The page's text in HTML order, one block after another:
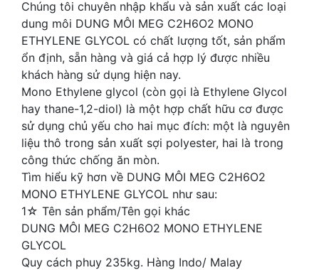
Chúng tôi chuyên nhập khẩu và sản xuất các loại
dung môi DUNG MÔI MEG C2H6O2 MONO
ETHYLENE GLYCOL có chất lượng tốt, sản phẩm
ổn định, sẵn hàng và giá cả hợp lý được nhiều
khách hàng sử dụng hiện nay.
Mono Ethylene glycol (còn gọi là Ethylene Glycol
hay thane-1,2-diol) là một hợp chất hữu cơ được
sử dụng chủ yếu cho hai mục đích: một là nguyên
liệu thô trong sản xuất sợi polyester, hai là trong
công thức chống ăn mòn.
Tìm hiểu kỹ hơn về DUNG MÔI MEG C2H6O2
MONO ETHYLENE GLYCOL như sau:
1☆ Tên sản phẩm/Tên gọi khác
DUNG MÔI MEG C2H6O2 MONO ETHYLENE
GLYCOL
Quy cách phuy 235kg. Hàng Indo/ Malay